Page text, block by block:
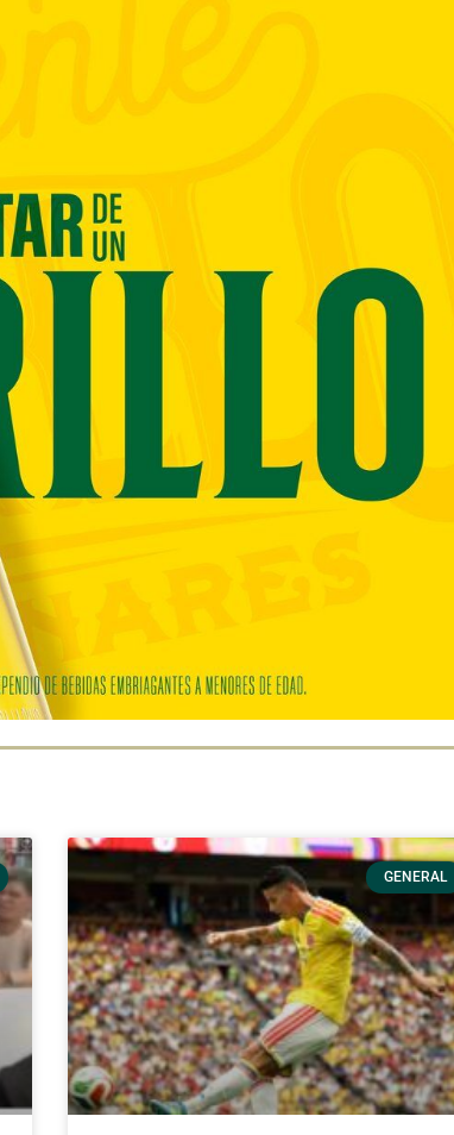
GENERAL